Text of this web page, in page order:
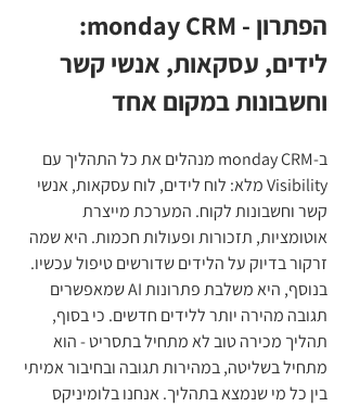
הפתרון - monday CRM:
לידים, עסקאות, אנשי קשר
וחשבונות במקום אחד
ב-monday CRM מנהלים את כל התהליך עם
Visibility מלא: לוח לידים, לוח עסקאות, אנשי
קשר וחשבונות לקוח. המערכת מייצרת
אוטומציות, תזכורות ופעולות חכמות. היא שמה
זרקור בדיוק על הלידים שדורשים טיפול עכשיו.
בנוסף, היא משלבת פתרונות AI שמאפשרים
תגובה מהירה יותר ללידים חדשים. כי בסוף,
תהליך מכירה טוב לא מתחיל בתסריט - הוא
מתחיל בשליטה, במהירות תגובה ובחיבור אמיתי
בין כל מי שנמצא בתהליך. אנחנו בלומיניקס